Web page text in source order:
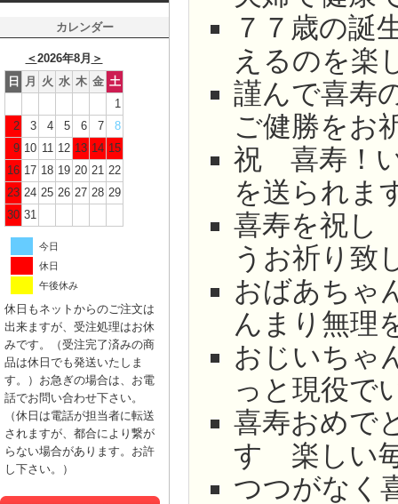
カレンダー
＜2026年8月 ＞
日
月 火 水 木 金 土
1
2
3 4 5 6 7
8
9 10 11 12 13 14 15
16 17 18 19 20 21 22
23 24 25 26 27 28 29
30 31
今日
休日
午後休み
休日もネットからのご注文は
出来ますが、受注処理はお休
みです。（受注完了済みの商
品は休日でも発送いたしま
す。）お急ぎの場合は、お電
話でお問い合わせ下さい。
（休日は電話が担当者に転送
されますが、都合により繋が
らない場合があります。お許
し下さい。）
７７歳の誕
えるのを楽
謹んで喜寿
ご健勝をお
祝 喜寿！
を送られま
喜寿を祝し
うお祈り致
おばあち
んまり無理
おじいち
っと現役で
喜寿おめで
す 楽しい
つつがなく